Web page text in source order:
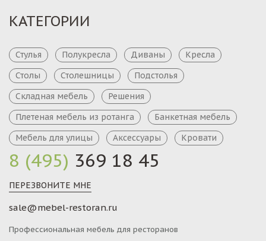
8 (495) 369 18 45
ПЕРЕЗВОНИТЕ МНЕ
sale@mebel-restoran.ru
Профессиональная мебель для ресторанов
КАТЕГОРИИ
Стулья Полукресла Диваны
Кресла
Столы
Столешницы
Подстолья
Складная мебель
Решения
Плетеная мебель из ротанга
Банкетная мебель
Мебель для улицы
Аксессуары Кровати